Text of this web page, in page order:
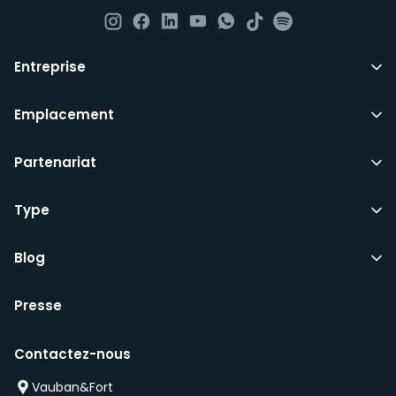
Nous ne sommes pas dans la mesure d’offrir des
à ceux qui souhaitent partager la même chambre
Tout ce dont vous avez besoin pour vous installer
fourchettes.
l’internet haut-débit et les services essentiels tels que
communes, bien que vous devriez toujours contribuer
Entreprise
Emplacement
Partenariat
Type
Blog
Presse
Contactez-nous
Vauban&Fort